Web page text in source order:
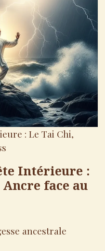
: Le Tai Chi,
Intérieure :
face au
ancestrale